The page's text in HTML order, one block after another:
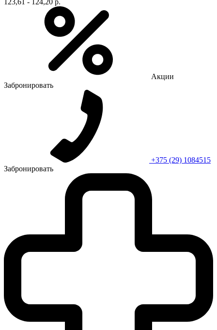
Акции
Забронировать
+375 (29) 1084515
Забронировать